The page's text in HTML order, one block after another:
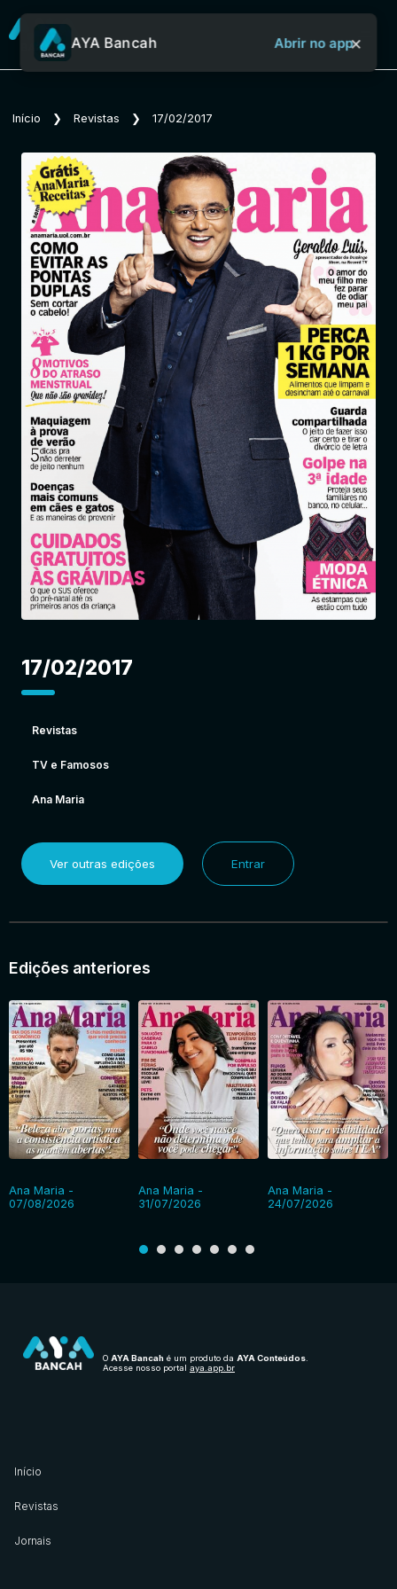
Sobre o Aya Bancah
Revistas
Jornais
Notícias
Entrar
AYA Bancah Abrir no app×
Início ❯ Revistas ❯ 17/02/2017
17/02/2017
Revistas
TV e Famosos
Ana Maria
Ver outras edições Entrar
Edições anteriores
Ana Maria -
07/08/2026
Ana Maria -
31/07/2026
Ana Maria -
24/07/2026
O AYA Bancah é um produto da AYA Conteúdos
Acesse nosso portal aya.app.br
Início
Revistas
Jornais